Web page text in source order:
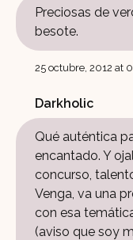
Preciosas de
besote.
25 octubre, 2012 at
Darkholic
Qué auténtica
encantado. Y
concurso,
Venga, va una
con esa
(aviso que soy